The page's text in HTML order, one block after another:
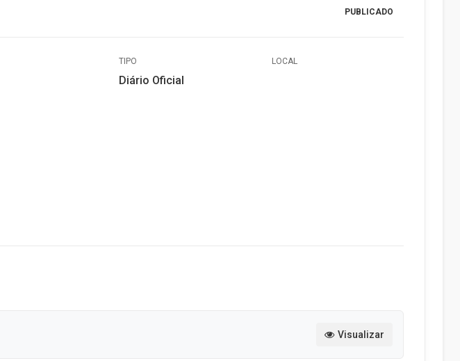
PUBLICADO
TIPO
Diário Oficial
LOCAL
Visualizar